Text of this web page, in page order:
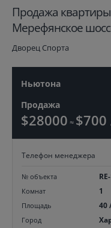
Продажа
Мерефянское
Дворец Спорта
Ньютона
Продажа
$28000 ≈ $700
Телефон менеджера
№ объекта
Комнат 1
Площадь 40
Город